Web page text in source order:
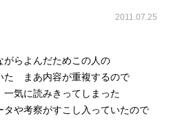
2011.07.25
がらよんだためこの人の
た まあ内容が重複するので
気に読みきってしまった
や考察がすこし入っていたので